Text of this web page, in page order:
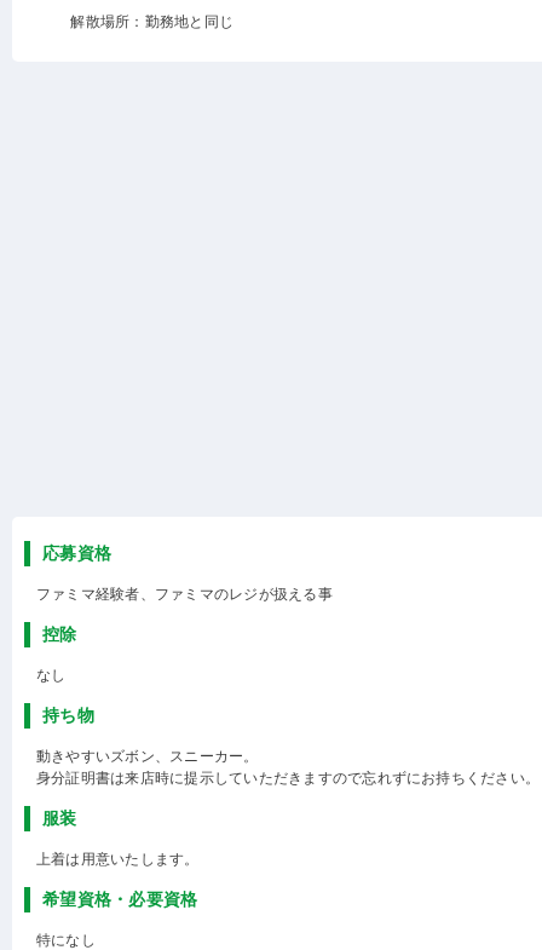
解散場所：勤務地と同じ
応募資格
ファミマ経験者、ファミマのレジが扱える事
控除
なし
持ち物
動きやすいズボン、スニーカー。
身分証明書は来店時に提示していただきますので忘れずにお持ちください。
服装
上着は用意いたします。
希望資格・必要資格
特になし